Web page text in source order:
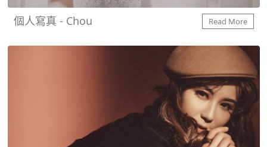
個人寫真 - Chou Read More